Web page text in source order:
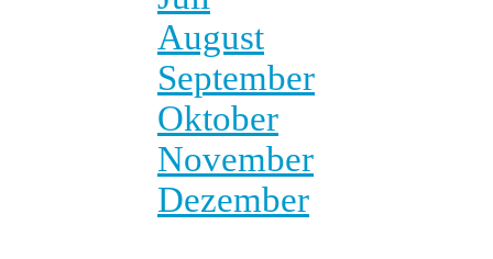
August
September
Oktober
November
Dezember